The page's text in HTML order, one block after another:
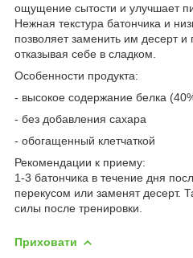
ощущение сытости и улучшает
Нежная текстура батончика и
позволяет заменить им десерт и
отказывая себе в сладком.
Особенности продукта:
- высокое содержание белка
- без добавления сахара
- обогащенный клетчаткой
Рекомендации к приему:
1-3 батончика в течение дня
перекусом или заменят десерт.
силы после тренировки.
Приховати